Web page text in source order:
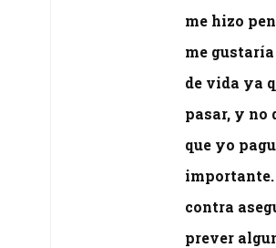
me hizo
me
de vida ya
pasar, y no
que yo
importante.
contra
prever